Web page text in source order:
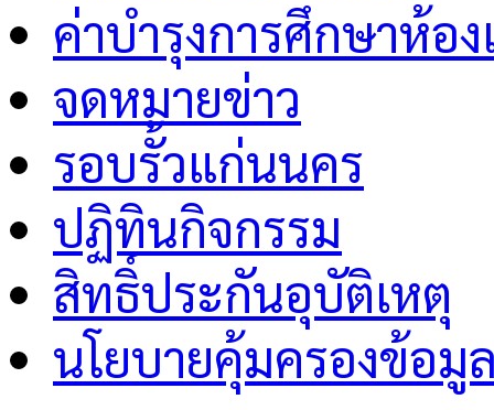
ค่าบำรุงการศึกษาห้อ
จดหมายข่าว
รอบรั้วแก่นนคร
ปฏิทินกิจกรรม
สิทธิ์ประกันอุบัติเหตุ
นโยบายคุ้มครองข้อ